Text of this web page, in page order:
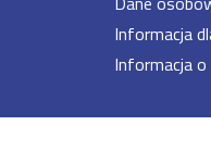
Informacja
Informacja